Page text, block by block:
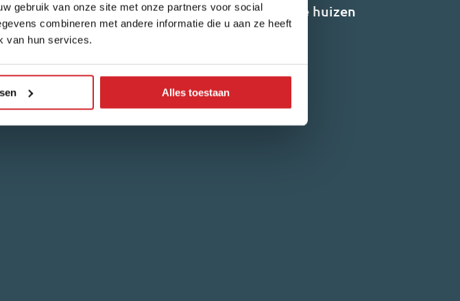
gebruik van onze site met onze partners voor social
combineren met andere informatie die u aan ze heeft
van hun services.
Alles toestaan
Volg ons voor de nieuwste huizen
vóór Funda